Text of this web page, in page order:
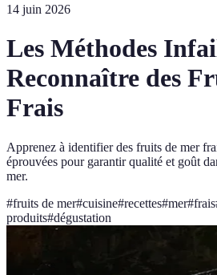
14 juin 2026
Les Méthodes
Reconnaître des
Frais
Apprenez à identifier des fruits de mer
éprouvées pour garantir qualité et goût
mer.
#fruits de mer#cuisine#recettes#mer#frais
produits#dégustation